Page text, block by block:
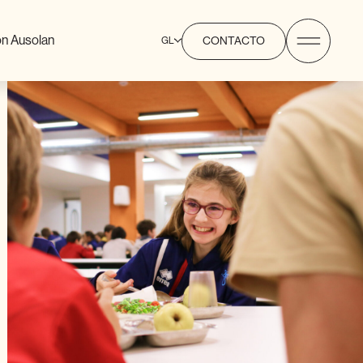
Ausolan GL CONTACTO